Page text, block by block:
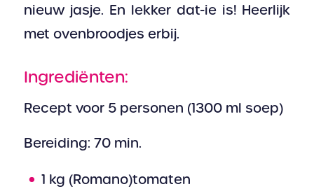
nieuw jasje. En lekker dat-ie is! Heerlijk
met ovenbroodjes erbij.
Ingrediënten:
Recept voor 5 personen (1300 ml soep)
Bereiding: 70 min.
1 kg (Romano)tomaten